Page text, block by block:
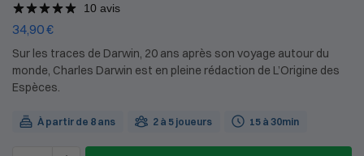
10 avis
34,90€
Sur les traces de Darwin, 20 ans après son voyage autour du
monde, Charles Darwin est en pleine rédaction de L’Origine des
Espèces.
À partir de 8 ans 2 à 5 joueurs 15 à 30min